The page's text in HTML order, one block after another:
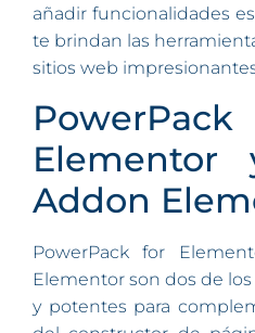
añadir funcionalidades
te brindan las
sitios web
Elementor
Addon
PowerPack for
Elementor son dos de
y potentes para